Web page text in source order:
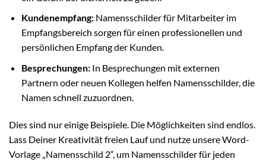
Kundenempfang:Namensschilder für Mitarbeiter im
Empfangsbereich sorgen für einen professionellen und
persönlichen Empfang der Kunden.
Besprechungen:In Besprechungen mit externen
Partnern oder neuen Kollegen helfen Namensschilder, die
Namen schnell zuzuordnen.
Dies sind nur einige Beispiele. Die Möglichkeiten sind endlos.
Lass Deiner Kreativität freien Lauf und nutze unsere Word-
Vorlage „Namensschild 2“, um Namensschilder für jeden